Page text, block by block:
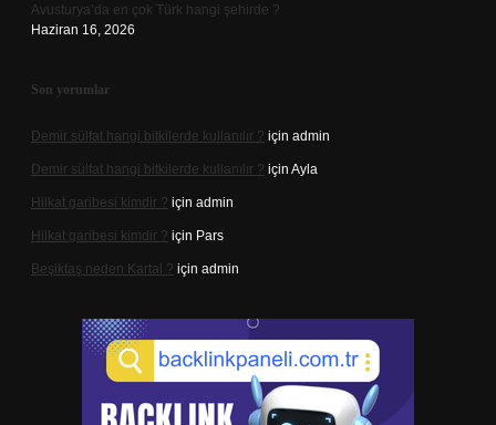
Avusturya’da en çok Türk hangi şehirde ?
Haziran 16, 2026
Son yorumlar
Demir sülfat hangi bitkilerde kullanılır ? için admin
Demir sülfat hangi bitkilerde kullanılır ? için Ayla
Hilkat garibesi kimdir ? için admin
Hilkat garibesi kimdir ? için Pars
Beşiktaş neden Kartal ? için admin